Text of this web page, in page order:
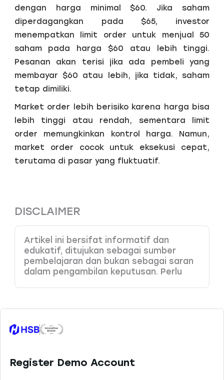
dengan harga minimal $60. Jika saham
diperdagangkan pada $65, investor
menempatkan limit order untuk menjual 50
saham pada harga $60 atau lebih tinggi.
Pesanan akan terisi jika ada pembeli yang
membayar $60 atau lebih, jika tidak, saham
tetap dimiliki.
Market order lebih berisiko karena harga bisa
lebih tinggi atau rendah, sementara limit
order memungkinkan kontrol harga. Namun,
market order cocok untuk eksekusi cepat,
terutama di pasar yang fluktuatif.
DISCLAIMER
Artikel ini bersifat informatif dan
edukatif, ditujukan sebagai sumber
pembelajaran dan bukan sebagai saran
dalam pengambilan keputusan. Perlu
pemahaman dan kemampuan analisa
yang tepat. HSB Investasi tidak
konten ini. Sesuai ketentuan yang